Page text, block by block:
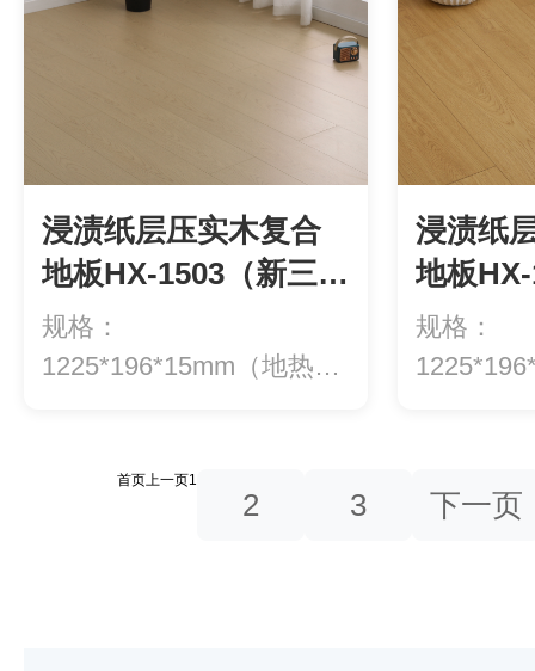
浸渍纸层压实木复合
地板HX-1503（新三
层）
规格：
1225*196*15mm（地热专
浸渍纸
地板
层）
规格：
首页上一页1
2 3 下一页